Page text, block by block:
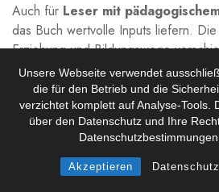
Unsere Webseite verwendet
die für den Betrieb und die
verzichtet komplett auf Analyse-Tools.
über den Datenschutz und Ihre
Akzeptieren
Auch für Leser mit
das ‌Buch wertvolle Inputs liefern.
Erziehung ⁤und Bildungswege
Gesellschaftsschichten wirft ‌zentrale
pädagogischen Kontext diskutiert
Insgesamt sprechen die
als ​auch spezialisierte Leserschaft
der Inhalte und ​der tiefen
große Bandbreite an Interessen und